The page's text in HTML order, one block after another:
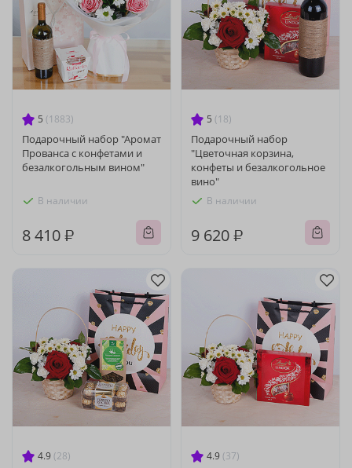
5 (1883)
Подарочный набор "Аромат
Прованса с конфетами и
безалкогольным вином"
В наличии
8 410 ₽
5 (18)
Подарочный набор
"Цветочная корзина,
конфеты и безалкогольное
вино"
В наличии
9 620 ₽
4.9 (28) 4.9 (37)